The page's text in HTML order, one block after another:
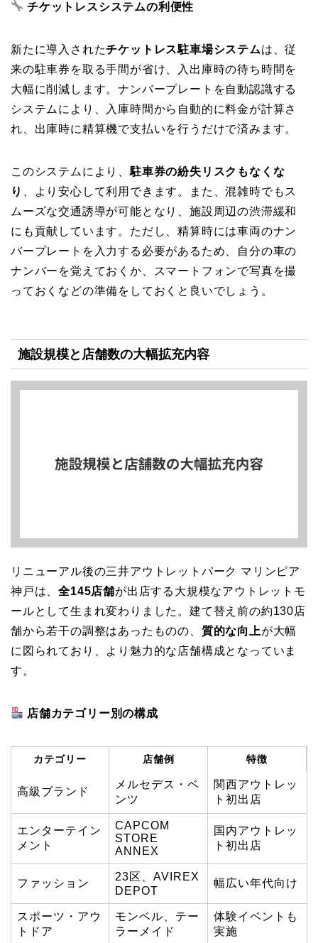
チケットレスシステムの利便性
新たに導入されたチケットレス駐車場システムは、従
来の駐車券を取る手間が省け、入出庫時の待ち時間を
大幅に削減します。ナンバープレートを自動認識する
システムにより、入庫時間から自動的に料金が計算さ
れ、出庫時に精算機で支払いを行うだけで済みます。
このシステムにより、 駐車券の紛失リスクもなくな
り
、より安心して利用できます。また、混雑時でもス
ムーズな交通誘導が可能となり、施設周辺の渋滞緩和
にも貢献しています。ただし、精算時には車両のナン
バープレートを入力する必要があるため、自分の車の
ナンバーを覚えておくか、スマートフォンで写真を撮
っておくなどの準備をしておくと良いでしょう。
施設規模と店舗数の大幅拡充内容
リニューアル後の三井アウトレットパーク マリンピア
神戸は、全145店舗が出店する大規模なアウトレットモ
ールとして生まれ変わりました。建て替え前の約130店
舗から若干の調整はあったものの、 質的な向上が大幅
に図られており、より魅力的な店舗構成となっていま
す。
店舗カテゴリー別の構成
カテゴリー 店舗例 特徴
高級ブランド
メルセデス・ベ
ンツ
関西アウトレッ
ト初出店
エンターテイン
メント
CAPCOM
STORE
ANNEX
国内アウトレッ
ト初出店
ファッション
23区、AVIREX
DEPOT
幅広い年代向け
スポーツ・アウ
トドア
モンベル、テー
ラーメイド
体験イベントも
実施